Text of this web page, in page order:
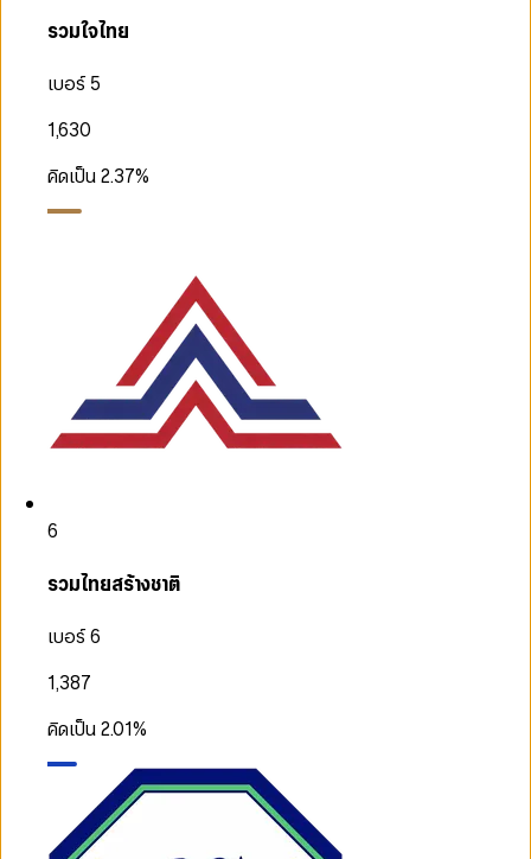
รวมใจไทย
เบอร์ 5
1,630
คิดเป็น2.37%
6
รวมไทยสร้างชาติ
เบอร์ 6
1,387
คิดเป็น2.01%